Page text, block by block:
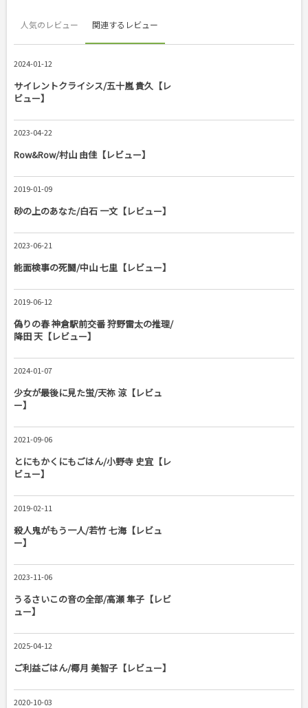
人気のレビュー 関連するレビュー
2024-01-12
サイレントクライシス/五十嵐 貴久【レ
ビュー】
2023-04-22
Row&Row/村山 由佳【レビュー】
2019-01-09
砂の上のあなた/白石 一文【レビュー】
2023-06-21
能面検事の死闘/中山 七里【レビュー】
2019-06-12
偽りの春 神倉駅前交番 狩野雷太の推理/
降田 天【レビュー】
2024-01-07
少女が最後に見た蛍/天祢 涼【レビュ
ー】
2021-09-06
とにもかくにもごはん/小野寺 史宜【レ
ビュー】
2019-02-11
殺人鬼がもう一人/若竹 七海【レビュ
ー】
2023-11-06
うるさいこの音の全部/高瀬 隼子【レビ
ュー】
2025-04-12
ご利益ごはん/椰月 美智子【レビュー】
2020-10-03